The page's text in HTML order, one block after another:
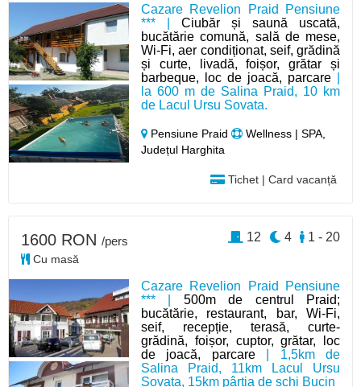
Cazare Revelion Praid Pensiune
*** |Ciubăr și saună uscată,
bucătărie comună, sală de mese,
Wi-Fi, aer condiționat, seif, grădină
și curte, livadă, foișor, grătar și
barbeque, loc de joacă, parcare
la 600 m de Salina Praid, 10 km
de Lacul Ursu Sovata.
Pensiune Praid
Wellness | SPA,
Județul Harghita
Tichet | Card vacanță
Cazare Revelion Praid Pensiune
*** | 500m de centrul Praid;
bucătărie, restaurant, bar, Wi-Fi,
seif, recepție, terasă, curte-
grădină, foișor, cuptor, grătar, loc
de joacă, parcare| 1,5km de
Salina Praid, 11km Lacul Ursu
Sovata, 15km pârtia de schi Bucin
1600 RON /pers
Cu masă
1 - 20
4
12